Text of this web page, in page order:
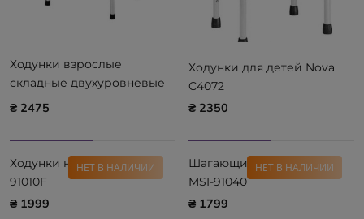
Ходунки взрослые
складные двухуровневые
Nova В4092 79-96,5 см
₴ 2475
Ходунки для детей Nova
C4072
₴ 2350
НЕТ В НАЛИЧИИ
Ходунки на колесах OSD-
91010F
₴ 1999
НЕТ В НАЛИЧИИ
Шагающие ходунки OSD-
MSI-91040
₴ 1799